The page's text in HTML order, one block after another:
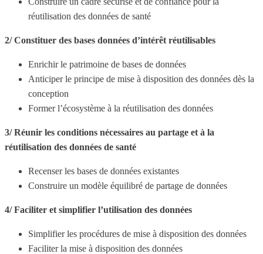
réutilisation des données de santé
2/ Constituer des bases données d’intérêt réutilisables
Enrichir le patrimoine de bases de données
Anticiper le principe de mise à disposition des données dès la
conception
Former l’écosystème à la réutilisation des données
3/ Réunir les conditions nécessaires au partage et à la
réutilisation des données de santé
Recenser les bases de données existantes
Construire un modèle équilibré de partage de données
4/ Faciliter et simplifier l’utilisation des données
Simplifier les procédures de mise à disposition des données
Faciliter la mise à disposition des données